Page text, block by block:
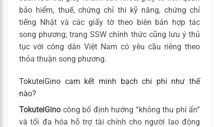
bảo hiểm, thuế, chứng chỉ thi kỹ năng, chứng chỉ
tiếng Nhật và các giấy tờ theo biên bản hợp tác
song phương; trang SSW chính thức cũng lưu ý thủ
tục với công dân Việt Nam có yêu cầu riêng theo
thỏa thuận song phương.
TokuteiGino cam kết minh bạch chi phí như thế
nào?
TokuteiGino công bố định hướng “không thu phí ẩn”
và tối đa hóa hỗ trợ tài chính cho người lao động